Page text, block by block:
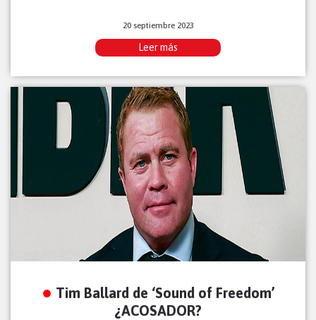
20 septiembre 2023
Leer más
Tim Ballard de ‘Sound of Freedom’
¿ACOSADOR?